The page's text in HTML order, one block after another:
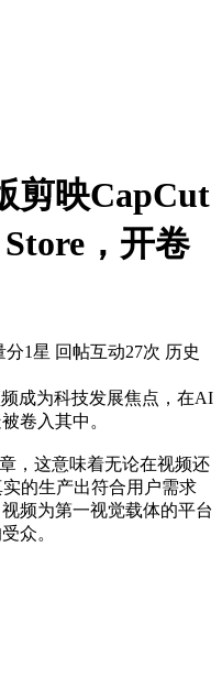
剪映CapCut
，开卷
分1星 回帖互动27次 历史
频成为科技发展焦点，在AI
卷入其中。
，这意味着无论在视频还
的生产出符合用户需求
频为第一视觉载体的平台
众。